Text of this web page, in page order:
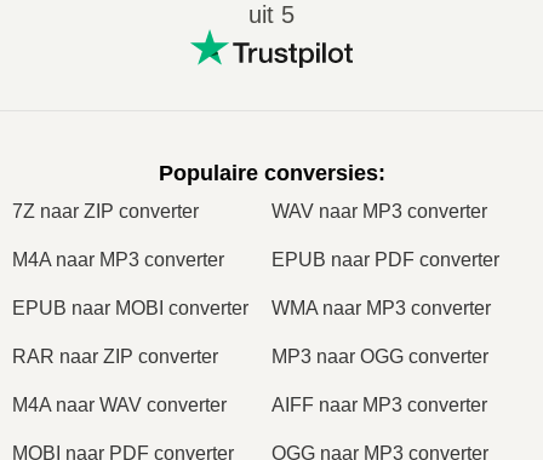
uit 5
Populaire conversies:
7Z naar ZIP converter WAV naar MP3 converter
M4A naar MP3 converter EPUB naar PDF converter
EPUB naar MOBI converter WMA naar MP3 converter
RAR naar ZIP converter MP3 naar OGG converter
M4A naar WAV converter AIFF naar MP3 converter
MOBI naar PDF converter OGG naar MP3 converter